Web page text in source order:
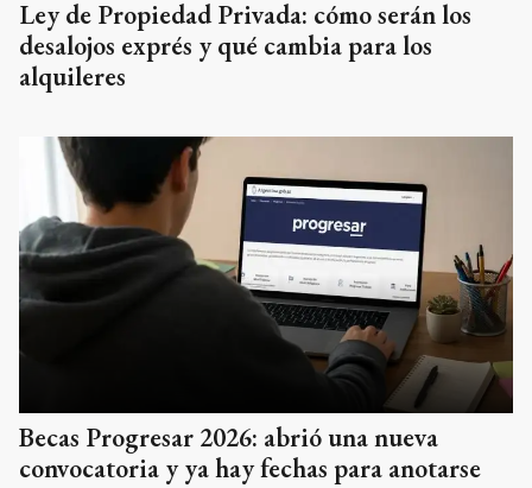
Ley de Propiedad Privada: cómo serán los
desalojos exprés y qué cambia para los
alquileres
Becas Progresar 2026: abrió una nueva
convocatoria y ya hay fechas para anotarse